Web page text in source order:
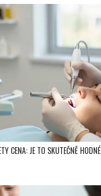
CENA: JE TO SKUTEČNĚ HODNÉ